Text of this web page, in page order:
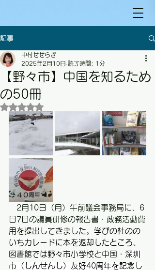
記事
【野々市】中国を知るため
の50冊
中村せせらぎ
2025年2月10日 読了時間: 1分
5つ星のうちNaNと評価されています。
2月10日（月）午前議会事務局に、6
日7日の議員研修の報告書・政務活動費
用を提出してきました。 学びの杜のの
いちカレードに本を返却したところ、
図書館では野々市小学校と中国・ 深圳
市（しんせんし）友好40周年を記念し